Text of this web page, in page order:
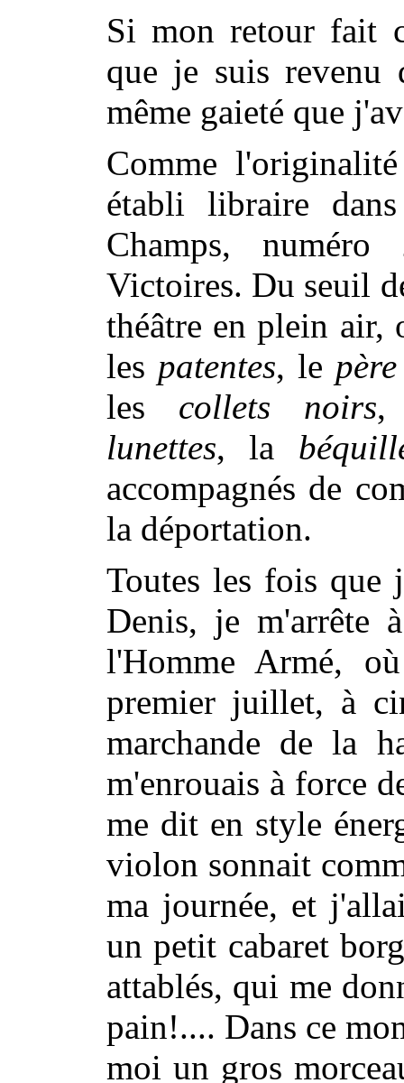
Si mon retour fait
que je suis revenu
même gaieté que
Comme
établi libraire
Champs,
Victoires. Du seuil
théâtre en plein
les patentes, le
les collets noirs,
lunettes, la
accompagnés de
la déportation.
Toutes les fois que
Denis, je m'arrête
l'Homme Armé,
premier juillet, à
marchande de la
m'enrouais à force
me dit en style
violon sonnait
ma journée, et
un petit cabaret
attablés, qui me
pain!.... Dans ce
moi un gros